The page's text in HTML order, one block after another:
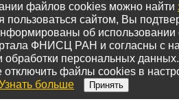
файлов cookies можно найти
пользоваться сайтом, Вы
об
ФНИСЦ РАН и согласны с
обработки персональных данных.
файлы cookies в
больше Принять